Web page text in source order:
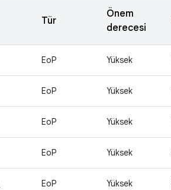
Tür
Önem
derecesi
EoP Yüksek
EoP Yüksek
EoP Yüksek
EoP Yüksek
EoP Yüksek